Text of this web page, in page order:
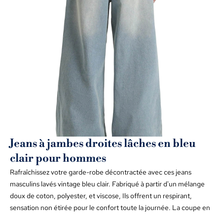
Jeans à jambes droites lâches en bleu
clair pour hommes
Rafraîchissez votre garde-robe décontractée avec ces jeans
masculins lavés vintage bleu clair. Fabriqué à partir d'un mélange
doux de coton, polyester, et viscose, Ils offrent un respirant,
sensation non étirée pour le confort toute la journée. La coupe en